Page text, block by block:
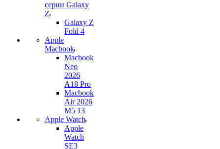
серии Galaxy
Z
Galaxy Z
Fold 4
Apple
Macbook
Macbook
Neo
2026
A18 Pro
Macbook
Air 2026
M5 13
Apple Watch
Apple
Watch
SE3